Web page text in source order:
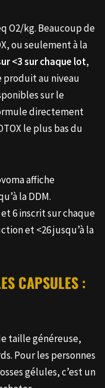
O2/kg. Beaucoup de
ou seulement à la
<3 sur chaque lot,
produit au niveau
sur le
directement
le plus bas du
affiche
la DDM.
6 inscrit sur chaque
et <26 jusqu’à la
CAPSULES :
taille généreuse,
Pour les personnes
gélules, c’est un